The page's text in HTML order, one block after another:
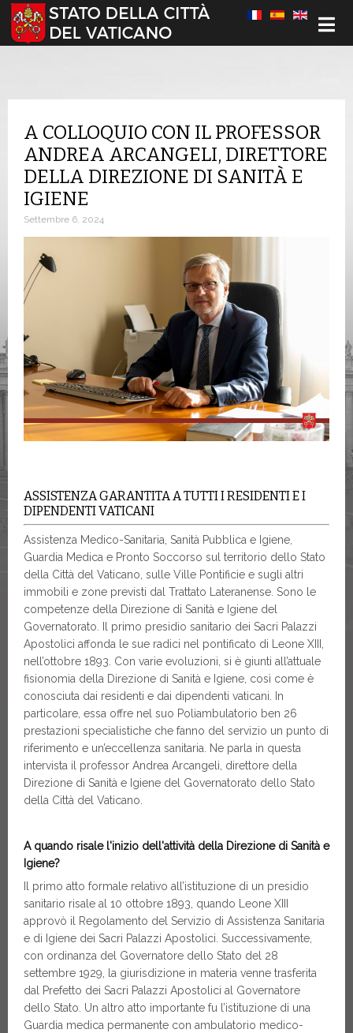
Seleziona la tua lingua
A COLLOQUIO CON IL PROFESSOR
ANDREA ARCANGELI, DIRETTORE
DELLA DIREZIONE DI SANITÀ E
IGIENE
Settembre 6, 2024
ASSISTENZA GARANTITA A TUTTI I RESIDENTI E I
DIPENDENTI VATICANI
Assistenza Medico-Sanitaria, Sanità Pubblica e Igiene,
Guardia Medica e Pronto Soccorso sul territorio dello Stato
della Città del Vaticano, sulle Ville Pontificie e sugli altri
immobili e zone previsti dal Trattato Lateranense. Sono le
competenze della Direzione di Sanità e Igiene del
Governatorato. Il primo presidio sanitario dei Sacri Palazzi
Apostolici affonda le sue radici nel pontificato di Leone XIII,
nell’ottobre 1893. Con varie evoluzioni, si è giunti all’attuale
fisionomia della Direzione di Sanità e Igiene, così come è
conosciuta dai residenti e dai dipendenti vaticani. In
particolare, essa offre nel suo Poliambulatorio ben 26
prestazioni specialistiche che fanno del servizio un punto di
riferimento e un’eccellenza sanitaria. Ne parla in questa
intervista il professor Andrea Arcangeli, direttore della
Direzione di Sanità e Igiene del Governatorato dello Stato
della Città del Vaticano.
A quando risale l'inizio dell'attività della Direzione di Sanità e
Igiene?
Il primo atto formale relativo all’istituzione di un presidio
sanitario risale al 10 ottobre 1893, quando Leone XIII
approvò il Regolamento del Servizio di Assistenza Sanitaria
e di Igiene dei Sacri Palazzi Apostolici. Successivamente,
con ordinanza del Governatore dello Stato del 28
settembre 1929, la giurisdizione in materia venne trasferita
dal Prefetto dei Sacri Palazzi Apostolici al Governatore
dello Stato. Un altro atto importante fu l’istituzione di una
Guardia medica permanente con ambulatorio medico-